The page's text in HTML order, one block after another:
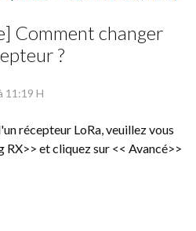
Comment changer
?
11:19 H
récepteur LoRa, veuillez vous
et cliquez sur << Avancé>>